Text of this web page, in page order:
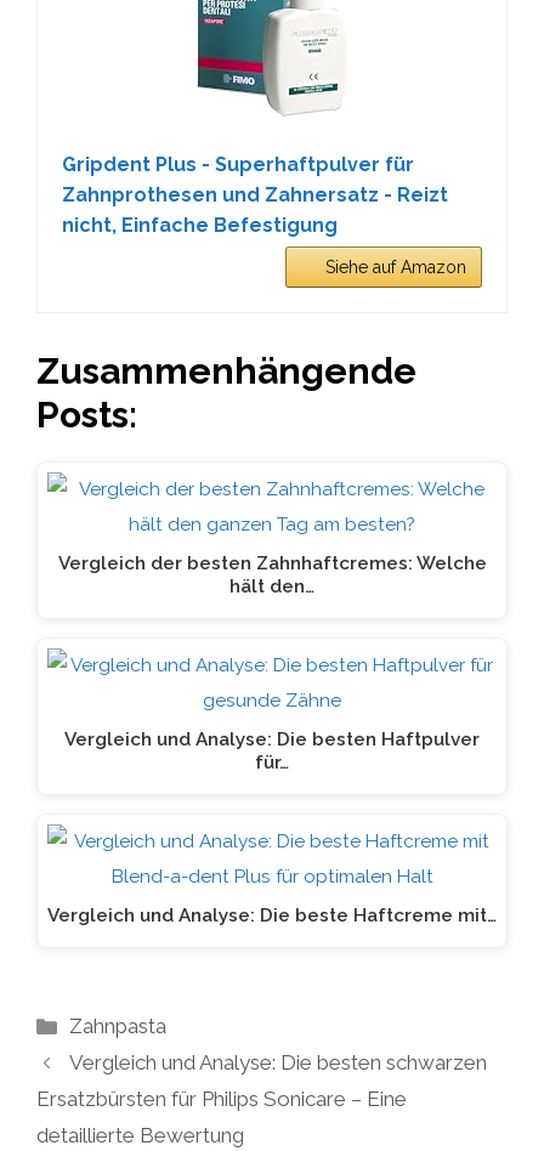
Gripdent Plus - Superhaftpulver für
Zahnprothesen und Zahnersatz - Reizt
nicht, Einfache Befestigung
Siehe auf Amazon
Zusammenhängende
Posts:
Vergleich der besten Zahnhaftcremes: Welche
hält den…
Vergleich und Analyse: Die besten Haftpulver
für…
Vergleich und Analyse: Die beste Haftcreme mit…
Kategorien
Zahnpasta
Vergleich und Analyse: Die besten schwarzen
Ersatzbürsten für Philips Sonicare – Eine
detaillierte Bewertung